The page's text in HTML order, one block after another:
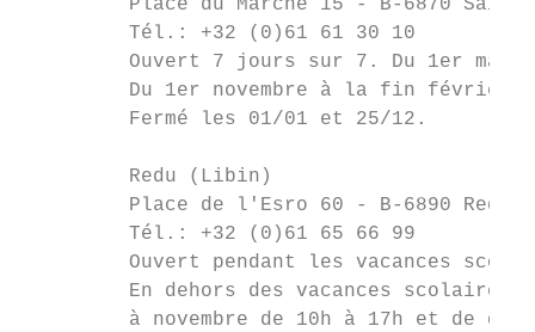
Place du Marché 15 - B-6870
         Tél.: +32 (0)61 61 30 10
Ouvert 7 jours sur 7. Du 1er
Du 1er novembre à la fin
         Fermé les 01/01 et 25/12.
         Redu (Libin)
Place de l'Esro 60 - B-6890 Redu
         Tél.: +32 (0)61 65 66 99
Ouvert pendant les vacances
En dehors des vacances
à novembre de 10h à 17h et de